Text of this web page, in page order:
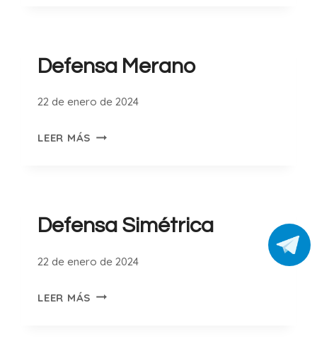
Defensa Merano
22 de enero de 2024
LEER MÁS DEFENSA
Defensa Simétrica
22 de enero de 2024
LEER MÁS DEFENSA